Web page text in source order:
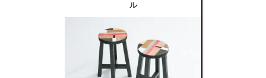
ル